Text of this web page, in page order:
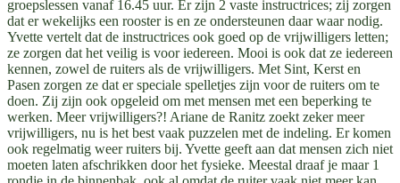
groepslessen vanaf 16.45 uur. Er zijn 2 vaste instructrices; zij zorgen
dat er wekelijks een rooster is en ze ondersteunen daar waar nodig.
Yvette vertelt dat de instructrices ook goed op de vrijwilligers letten;
ze zorgen dat het veilig is voor iedereen. Mooi is ook dat ze iedereen
kennen, zowel de ruiters als de vrijwilligers. Met Sint, Kerst en
Pasen zorgen ze dat er speciale spelletjes zijn voor de ruiters om te
doen. Zij zijn ook opgeleid om met mensen met een beperking te
werken. Meer vrijwilligers?! Ariane de Ranitz zoekt zeker meer
vrijwilligers, nu is het best vaak puzzelen met de indeling. Er komen
ook regelmatig weer ruiters bij. Yvette geeft aan dat mensen zich niet
moeten laten afschrikken door het fysieke. Meestal draaf je maar 1